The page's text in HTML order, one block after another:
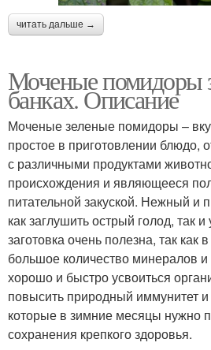
читать дальше →
Моченые помидоры
банках. Описание
Моченые зеленые помидоры –
простое в приготовлении блюдо,
с различными продуктами
происхождения и являющееся
питательной закуской. Нежный и
как заглушить острый голод, так
заготовка очень полезна, так как
большое количество минералов
хорошо и быстро усвоиться
повысить природный иммунитет
которые в зимние месяцы нужно
сохранения крепкого здоровья.